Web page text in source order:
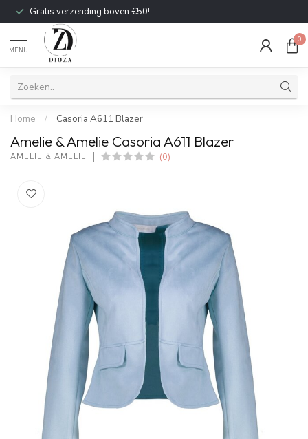
Gratis verzending boven €50!
MENU
0
Home / Casoria A611 Blazer
Amelie & Amelie Casoria A611 Blazer
AMELIE & AMELIE (0)